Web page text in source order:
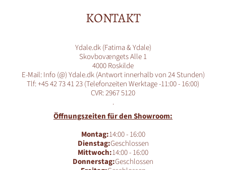
KONTAKT
Ydale.dk (Fatima & Ydale)
Skovbovængets Alle 1
4000 Roskilde
E-Mail: Info (@) Ydale.dk (Antwort innerhalb von 24 Stunden)
Tlf: +45 42 73 41 23 (Telefonzeiten Werktage -11:00 - 16:00)
CVR: 2967 5120
.
Öffnungszeiten für den Showroom:
Montag:14:00 - 16:00
Dienstag:Geschlossen
Mittwoch:14:00 - 16:00
Donnerstag:Geschlossen